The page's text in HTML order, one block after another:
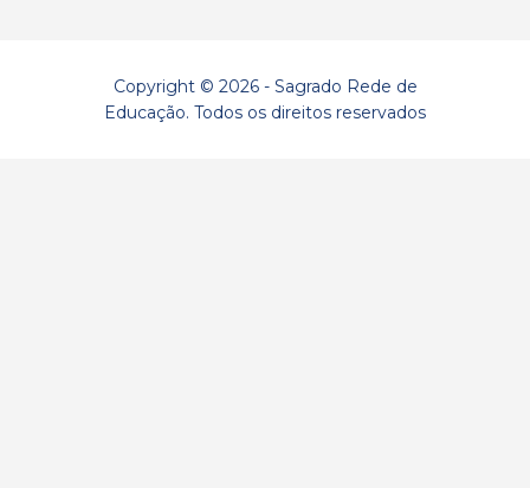
Copyright © 2026 - Sagrado Rede de
Educação. Todos os direitos reservados